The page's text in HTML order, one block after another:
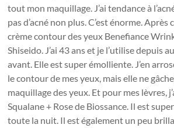
tout mon maquillage. J’ai tendance à
pas d’acné non plus. C’est énorme. Après
crème contour des yeux Benefiance
Shiseido. J’ai 43 ans et je l’utilise depuis
avant. Elle est super émolliente. J’en
le contour de mes yeux, mais elle ne
maquillage des yeux. Et pour mes lèvres,
Squalane + Rose de Biossance. Il est
toute la nuit. Il est également un peu